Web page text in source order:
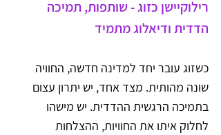
רילוקיישן כזוג - שותפות, תמיכה
הדדית ודיאלוג מתמיד
כשזוג עובר יחד למדינה חדשה, החוויה
שונה מהותית. מצד אחד, יש יתרון עצום
בתמיכה הרגשית ההדדית. יש מישהו
לחלוק איתו את החוויות, ההצלחות